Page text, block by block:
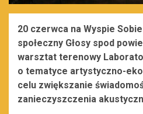
20 czerwca na Wyspie
społeczny Głosy spod
warsztat terenowy
o tematyce artystyczno-
celu zwiększanie
zanieczyszczenia